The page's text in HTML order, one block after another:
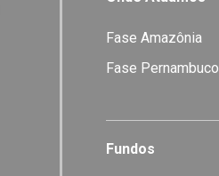
Fase Amazônia
Fase Pernambuco
Fundos